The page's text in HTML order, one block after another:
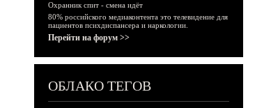
Охранник спит - смена идёт
80% российского медиаконтента это телевидение для
пациентов психдиспансера и наркологии.
Перейти на форум >>
ОБЛАКО ТЕГОВ